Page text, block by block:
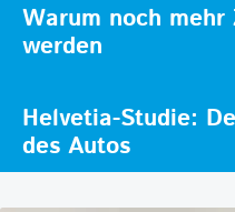
Warum noch
werden
Helvetia-Studie:
des Autos